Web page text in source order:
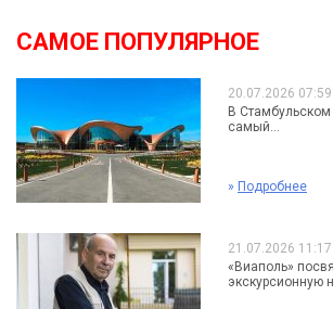
САМОЕ ПОПУЛЯРНОЕ
20.07.2026 07:59
В Стамбульском
самый...
» Подробнее
21.07.2026 11:17
«Виаполь»
экскурсионную